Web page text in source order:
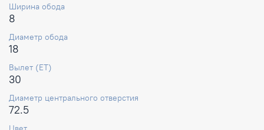
Ширина обода
8
Диаметр обода
18
Вылет (ET)
30
Диаметр центрального отверстия
72.5